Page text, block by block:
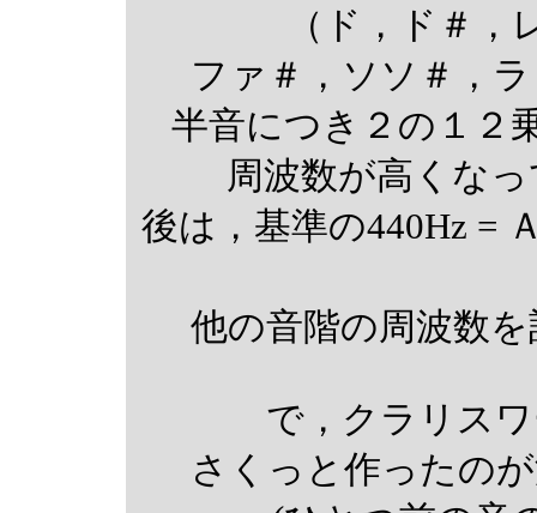
（ド，ド＃
ファ＃，ソソ＃，
半音につき２の１２
周波数が高くな
後は，基準の440Hz =
他の音階の周波数
で，クラリス
さくっと作ったの